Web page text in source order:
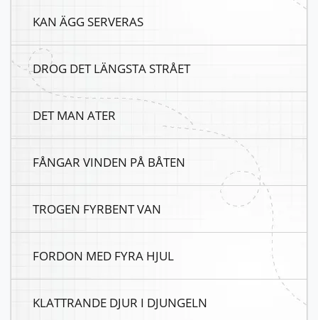
KAN ÄGG SERVERAS
DROG DET LÄNGSTA STRÅET
DET MAN ATER
FÅNGAR VINDEN PÅ BÅTEN
TROGEN FYRBENT VAN
FORDON MED FYRA HJUL
KLATTRANDE DJUR I DJUNGELN